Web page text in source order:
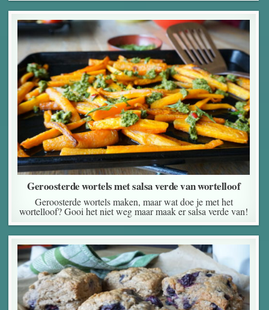
Geroosterde wortels met salsa verde van wortelloof
Geroosterde wortels maken, maar wat doe je met het
wortelloof? Gooi het niet weg maar maak er salsa verde van!